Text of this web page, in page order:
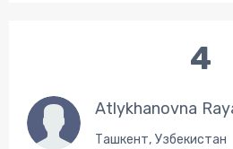
4
Atlykhanovna
Ташкент, Узбекистан